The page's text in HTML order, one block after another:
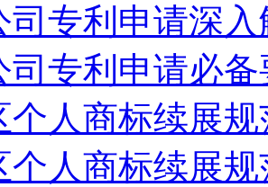
司专利申请深
司专利申请必
个人商标续展
个人商标续展